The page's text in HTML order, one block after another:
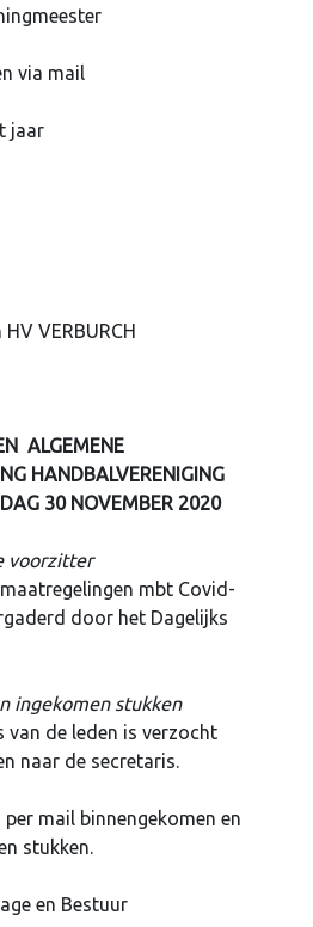
via mail
jaar
VERBURCH
ALGEMENE
HANDBALVERENIGING
30 NOVEMBER 2020
voorzitter
mbt Covid-
door het Dagelijks
ingekomen stukken
van de leden is verzocht
naar de secretaris.
per mail binnengekomen en
stukken.
en Bestuur